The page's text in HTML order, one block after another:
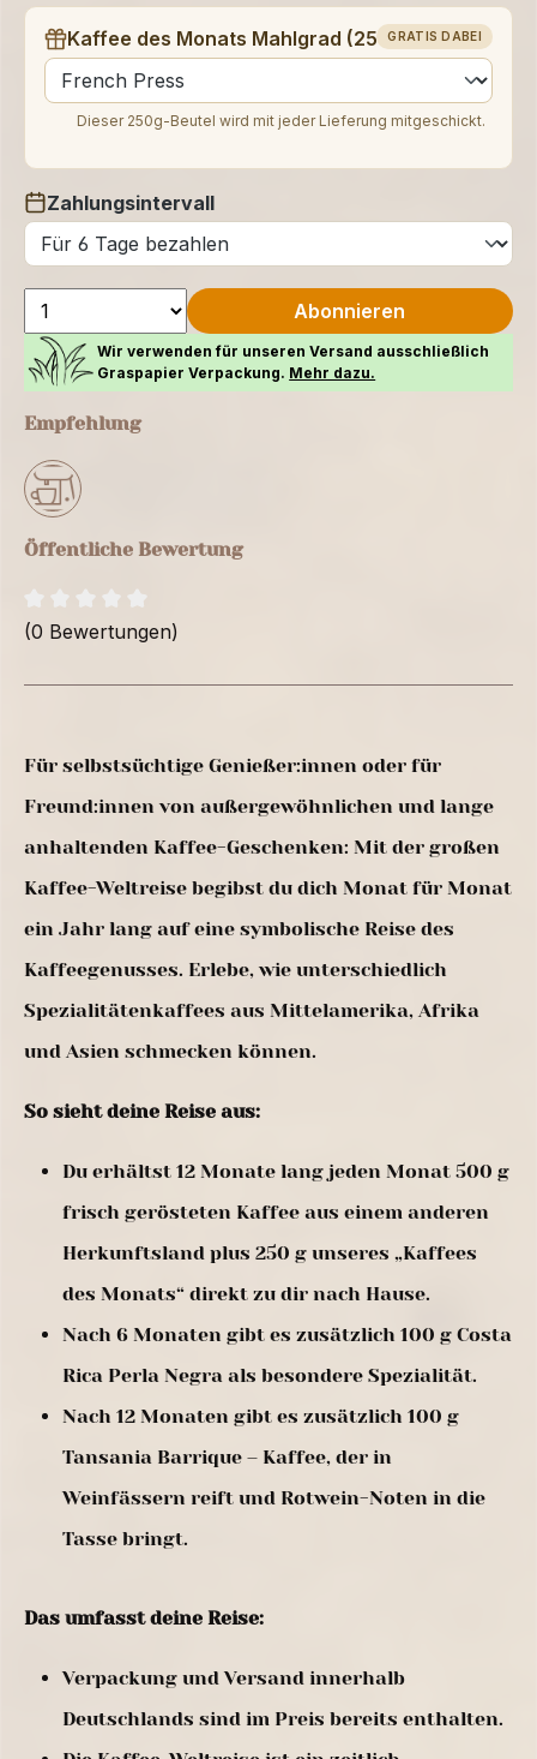
GRATIS DABEI
Kaffee des Monats Mahlgrad (250 g)
auswählen
Dieser 250g-Beutel wird mit jeder Lieferung mitgeschickt.
Zahlungsintervall
auswählen
Abonnieren
Wir verwenden für unseren Versand ausschließlich
Graspapier Verpackung. Mehr dazu.
Empfehlung
Öffentliche Bewertung
(0 Bewertungen)
Für selbstsüchtige Genießer:innen oder für
Freund:innen von außergewöhnlichen und lange
anhaltenden Kaffee-Geschenken: Mit der großen
Kaffee-Weltreise begibst du dich Monat für Monat
ein Jahr lang auf eine symbolische Reise des
Kaffeegenusses. Erlebe, wie unterschiedlich
Spezialitätenkaffees aus Mittelamerika, Afrika
und Asien schmecken können.
So sieht deine Reise aus:
Du erhältst 12 Monate lang jeden Monat 500 g
frisch gerösteten Kaffee aus einem anderen
Herkunftsland plus 250 g unseres „Kaffees
des Monats“ direkt zu dir nach Hause.
Nach 6 Monaten gibt es zusätzlich 100 g Costa
Rica Perla Negra als besondere Spezialität.
Nach 12 Monaten gibt es zusätzlich 100 g
Tansania Barrique – Kaffee, der in
Weinfässern reift und Rotwein-Noten in die
Tasse bringt.
Das umfasst deine Reise:
Verpackung und Versand innerhalb
Deutschlands sind im Preis bereits enthalten.